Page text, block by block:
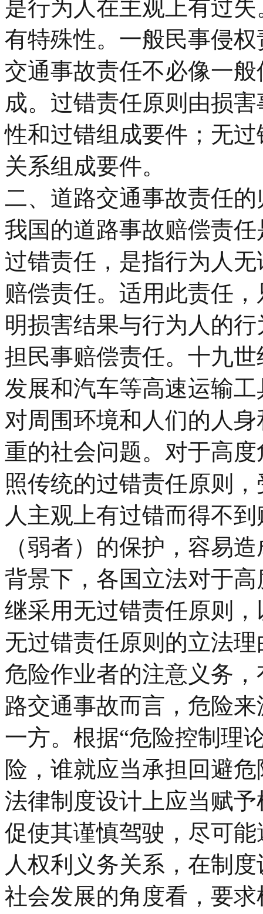
是行为人在主观上有过
有特殊性。一般民事侵
交通事故责任不必像一
成。过错责任原则由损
性和过错组成要件；无
关系组成要件。
二、道路交通事故责任
我国的道路事故赔偿责
过错责任，是指行为人
赔偿责任。适用此责任
明损害结果与行为人的
担民事赔偿责任。十九
发展和汽车等高速运输
对周围环境和人们的人
重的社会问题。对于高
照传统的过错责任原则
人主观上有过错而得不
（弱者）的保护，容易
背景下，各国立法对于
继采用无过错责任原则
无过错责任原则的立法
危险作业者的注意义务
路交通事故而言，危险
一方。根据“危险控制理
险，谁就应当承担回避
法律制度设计上应当赋
促使其谨慎驾驶，尽可
人权利义务关系，在制
社会发展的角度看，要